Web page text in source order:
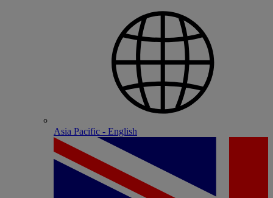
Asia Pacific - English